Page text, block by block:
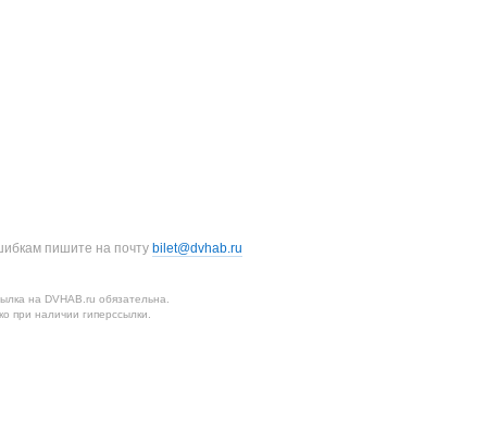
пишите на почту bilet@dvhab.ru
на DVHAB.ru обязательна.
при наличии гиперссылки.